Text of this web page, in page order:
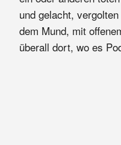
und gelacht,
dem Mund, mit
überall dort, wo es